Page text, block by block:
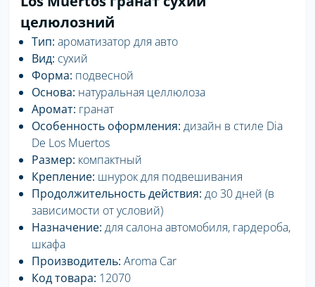
целюлозний
Тип: ароматизатор для авто
Вид: сухий
Форма: подвесной
Основа: натуральная целлюлоза
Аромат: гранат
Особенность оформления: дизайн в стиле Dia
De Los Muertos
Размер: компактный
Крепление: шнурок для подвешивания
Продолжительность действия: до 30 дней (в
зависимости от условий)
Назначение: для салона автомобиля, гардероба,
шкафа
Производитель: Aroma Car
Код товара: 12070